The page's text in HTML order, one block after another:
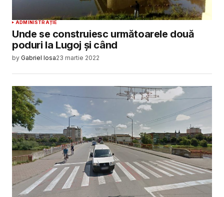
ADMINISTRAȚIE
Unde se construiesc următoarele două
poduri la Lugoj și când
by Gabriel Iosa23 martie 2022